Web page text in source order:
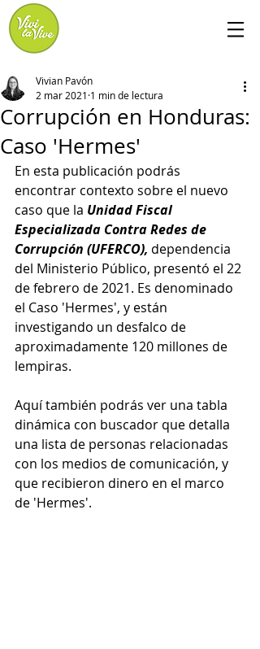
Corrupción en Honduras:
Caso 'Hermes'
Vivian Pavón
2 mar 2021 1 min de lectura
En esta publicación podrás
encontrar contexto sobre el nuevo
caso que la Unidad Fiscal
Especializada Contra Redes de
Corrupción (UFERCO), dependencia
del Ministerio Público, presentó el 22
de febrero de 2021. Es denominado
el Caso 'Hermes', y están
investigando un desfalco de
aproximadamente 120 millones de
lempiras.
Aquí también podrás ver una tabla
dinámica con buscador que detalla
una lista de personas relacionadas
con los medios de comunicación, y
que recibieron dinero en el marco
de 'Hermes'.